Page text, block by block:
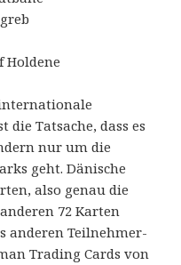
Holdene
die Tatsache, dass es
nur um die
geht. Dänische
also genau die
72 Karten
anderen Teilnehmer-
Trading Cards von